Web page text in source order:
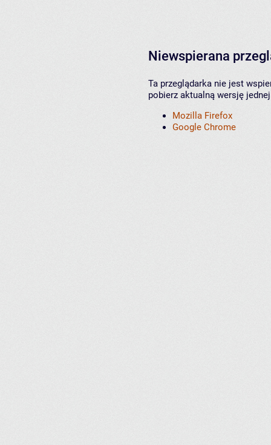
Niewspierana
Ta przeglądarka nie jest
pobierz aktualną wersję
Mozilla Firefox
Google Chrome